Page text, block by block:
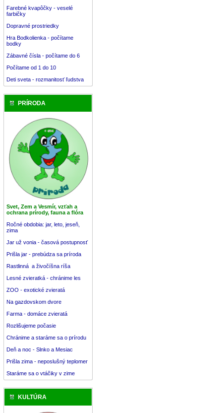
Farebné kvapôčky - veselé
farbičky
Dopravné prostriedky
Hra Bodkolienka - počítame
bodky
Zábavné čísla - počítame do 6
Počítame od 1 do 10
Deti sveta - rozmanitosť ľudstva
PRÍRODA
Svet, Zem a Vesmír, vzťah a
ochrana prírody, fauna a flóra
Ročné obdobia: jar, leto, jeseň,
zima
Jar už vonia - časová postupnosť
Prišla jar - prebúdza sa príroda
Rastlinná a živočíšna ríša
Lesné zvieratká - chránime les
ZOO - exotické zvieratá
Na gazdovskom dvore
Farma - domáce zvieratá
Rozlišujeme počasie
Chránime a staráme sa o prírodu
Deň a noc - Slnko a Mesiac
Prišla zima - neposlušný teplomer
Staráme sa o vtáčiky v zime
KULTÚRA